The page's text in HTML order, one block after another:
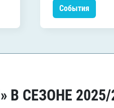
События
СЕЗОНЕ 2025/